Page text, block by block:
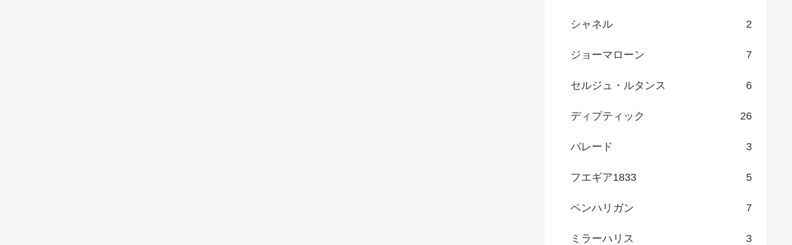
シャネル 2
ジョーマローン 7
セルジュ・ルタンス 6
ディプティック 26
バレード 3
フエギア1833 5
ペンハリガン 7
ミラーハリス 3